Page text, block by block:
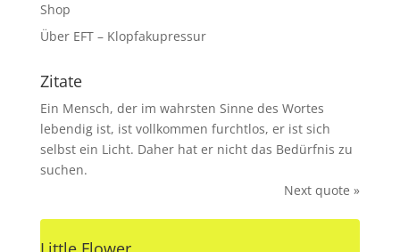
Shop
Über EFT – Klopfakupressur
Zitate
Ein Mensch, der im wahrsten Sinne des Wortes
lebendig ist, ist vollkommen furchtlos, er ist sich
selbst ein Licht. Daher hat er nicht das Bedürfnis zu
suchen.
Next quote »